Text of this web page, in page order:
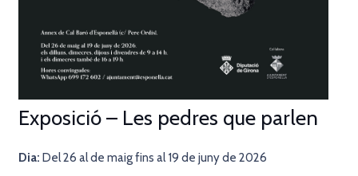
Exposició – Les pedres que parlen
Dia: Del 26 al de maig fins al 19 de juny de 2026